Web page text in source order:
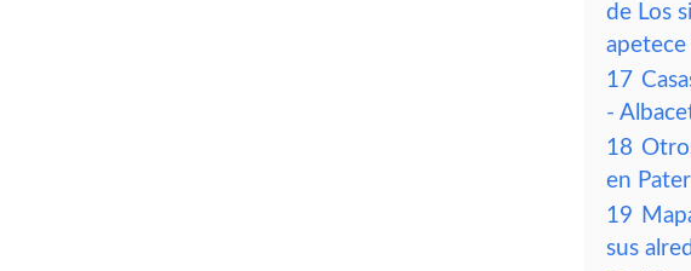
de Los
17
-
18
en
19
sus